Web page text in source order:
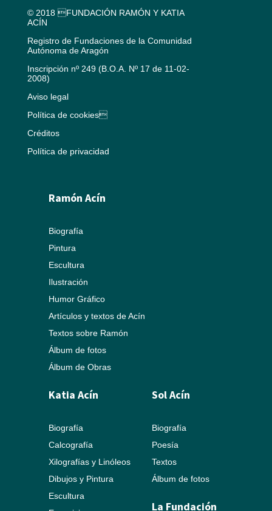
© 2018 FUNDACIÓN RAMÓN Y KATIA
ACÍN
Registro de Fundaciones de la Comunidad
Autónoma de Aragón
Inscripción nº 249 (B.O.A. Nº 17 de 11-02-
2008)
Aviso legal
Política de cookies
Créditos
Política de privacidad
Ramón Acín
Biografía
Pintura
Escultura
Ilustración
Humor Gráfico
Artículos y textos de Acín
Textos sobre Ramón
Álbum de fotos
Álbum de Obras
Katia Acín
Biografía
Calcografía
Xilografías y Linóleos
Dibujos y Pintura
Escultura
Sol Acín
Biografía
Poesía
Textos
Álbum de fotos
La Fundación